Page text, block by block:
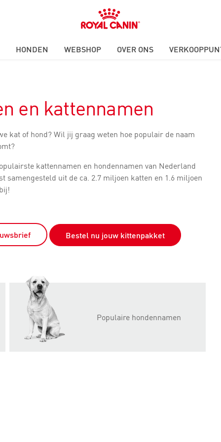
Royal
Canin
HONDEN
WEBSHOP OVER ONS
en kattennamen
kat of hond? Wil jij graag weten hoe populair de naam
kattennamen en hondennamen van Nederland
samengesteld uit de ca. 2.7 miljoen katten en 1.6 miljoen
Bestel nu jouw kittenpakket
Populaire hondennamen